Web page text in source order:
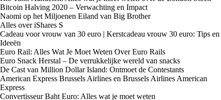
Bitcoin Halving 2020 – Verwachting en Impact
Naomi op het Miljoenen Eiland van Big Brother
Alles over iShares S
Cadeau voor vrouw van 30 euro | Kerstcadeau vrouw 30 euro: Tips en
Ideeën
Euro Rail: Alles Wat Je Moet Weten Over Euro Rails
Euro Snack Herstal – De verrukkelijke wereld van snacks
De Cast van Million Dollar Island: Ontmoet de Contestants
American Express Brussels Airlines en Brussels Airlines American
Express
Convertisseur Baht Euro: Alles wat je moet weten